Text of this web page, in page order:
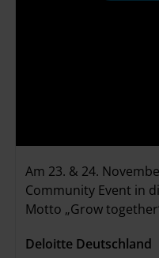
Am 23. & 24.
Community Event in
Motto „Grow
„The Stage“ im
Deloitte Deutschland